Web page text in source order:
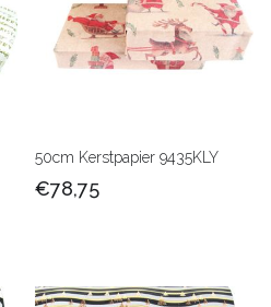
50cm Kerstpapier 9435KLY
€78,75